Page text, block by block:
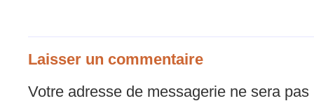
Laisser un commentaire
Votre adresse de messagerie ne sera pas